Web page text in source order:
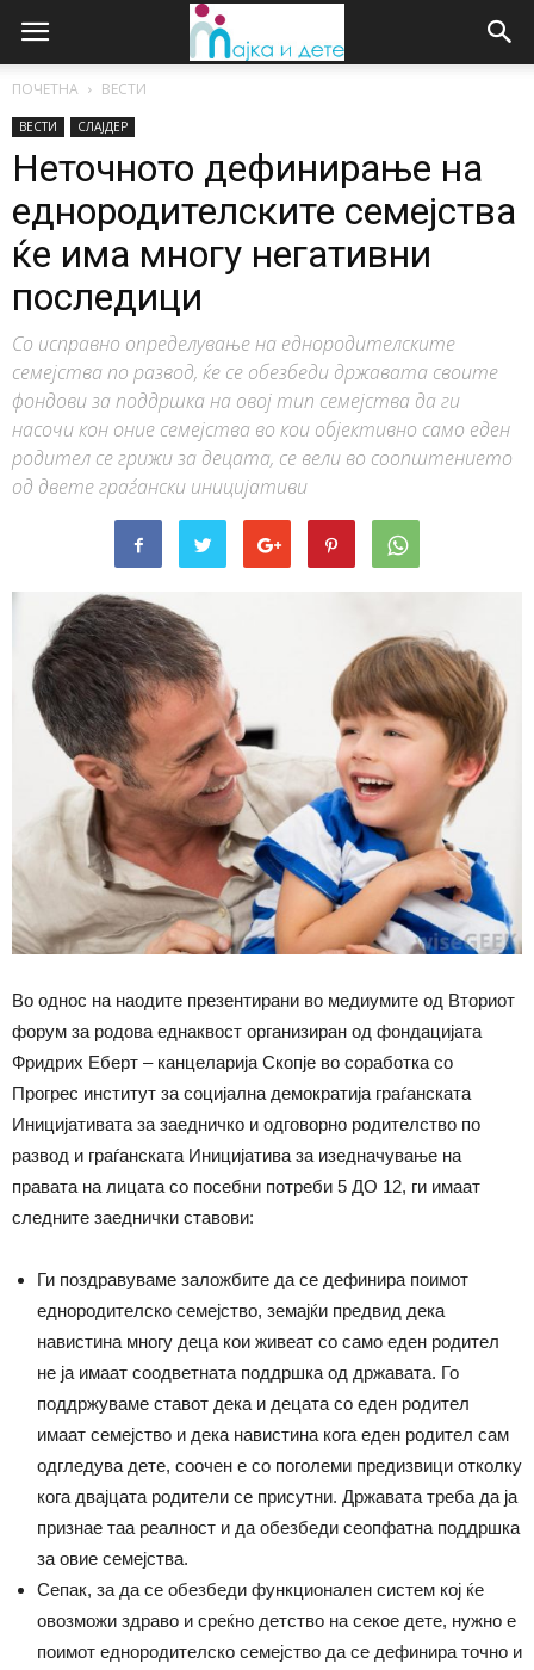
ПОЧЕТНА ВЕСТИ
ВЕСТИ СЛАЈДЕР
Неточното дефинирање на
еднородителските семејства
ќе има многу негативни
последици
Со исправнo определување на еднородителските
семејства по развод, ќе се обезбеди државата своите
фондови за поддршка на овој тип семејства да ги
насочи кон оние семејства во кои објективно само еден
родител се грижи за децата, се вели во соопштението
од двете граѓански иницијативи
Во однос на наодите презентирани во медиумите од Вториот
форум за родова еднаквост организиран од фондацијата
Фридрих Еберт – канцеларија Скопје во соработка со
Прогрес институт за социјална демократија граѓанската
Иницијативата за заедничко и одговорно родителство по
развод и граѓанската Иницијатива за изедначување на
правата на лицата со посебни потреби 5 ДО 12, ги имаат
следните заеднички ставови:
Ги поздравуваме заложбите да се дефинира поимот
еднородителско семејство, земајќи предвид дека
навистина многу деца кои живеат со само еден родител
не ја имаат соодветната поддршка од државата. Го
поддржуваме ставот дека и децата со еден родител
имаат семејство и дека навистина кога еден родител сам
одгледува дете, соочен е со поголеми предизвици отколку
кога двајцата родители се присутни. Државата треба да ја
признае таа реалност и да обезбеди сеопфатна поддршка
за овие семејства.
Сепак, за да се обезбеди функционален систем кој ќе
овозможи здраво и среќно детство на секое дете, нужно е
поимот еднородителско семејство да се дефинира точно и